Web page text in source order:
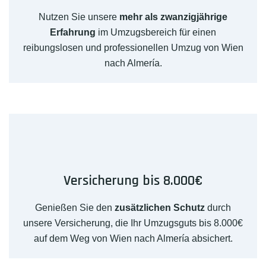
Nutzen Sie unsere mehr als zwanzigjährige
Erfahrung im Umzugsbereich für einen
reibungslosen und professionellen Umzug von Wien
nach Almería.
Versicherung bis 8.000€
Genießen Sie den zusätzlichen Schutz durch
unsere Versicherung, die Ihr Umzugsguts bis 8.000€
auf dem Weg von Wien nach Almería absichert.